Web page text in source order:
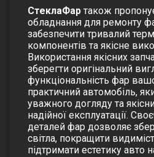
СтеклаФар також
обладнання для ремонту
забезпечити тривалий
компонентів та якісне
Використання якісних
зберегти оригінальний
функціональність фар
практичний автомобіль,
уважного догляду та
надійної експлуатації.
деталей фар дозволяє
світла, покращити
підтримати естетику авто